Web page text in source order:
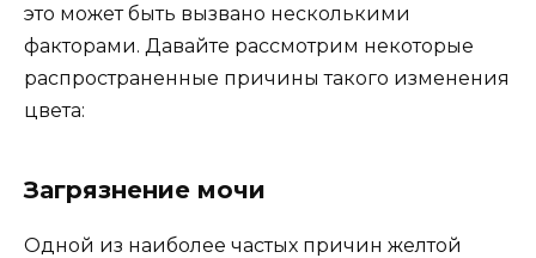
это может быть вызвано несколькими
факторами. Давайте рассмотрим некоторые
распространенные причины такого изменения
цвета:
Загрязнение мочи
Одной из наиболее частых причин желтой